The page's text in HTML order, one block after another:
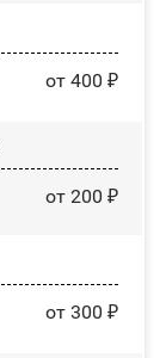
от 400 ₽
от 200 ₽
от 300 ₽